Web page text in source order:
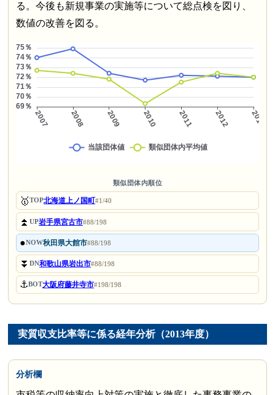
る。今後も新規事業の実施等について総点検を図り、
数値の改善を図る。
類似団体内順位
🥇TOP北海道上ノ国町#1/40
⏫UP岩手県宮古市#88/198
●NOW秋田県大館市#88/198
⏬DN和歌山県岩出市#88/198
⚓BOT大阪府藤井寺市#198/198
実質収支比率等に係る経年分析（2013年度）
分析欄